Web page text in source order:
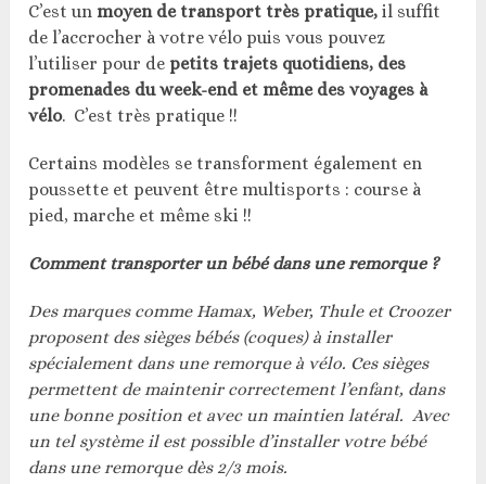
C’est un moyen de transport très pratique, il suffit
de l’accrocher à votre vélo puis vous pouvez
l’utiliser pour de petits trajets quotidiens, des
promenades du week-end et même des voyages à
vélo. C’est très pratique !!
Certains modèles se transforment également en
poussette et peuvent être multisports : course à
pied, marche et même ski !!
Comment transporter un bébé dans une remorque ?
Des marques comme Hamax, Weber, Thule et Croozer
proposent des sièges bébés (coques) à installer
spécialement dans une remorque à vélo. Ces sièges
permettent de maintenir correctement l’enfant, dans
une bonne position et avec un maintien latéral. Avec
un tel système il est possible d’installer votre bébé
dans une remorque dès 2/3 mois.